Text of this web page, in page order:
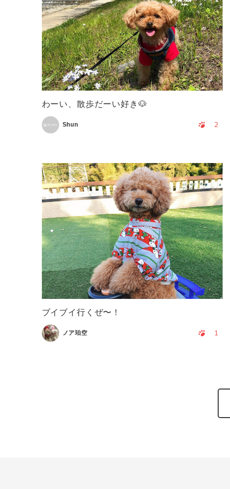
わーい、散歩だーい好き🐶
Shun 2
ブイブイ行くぜ〜！
ノア珀空 1